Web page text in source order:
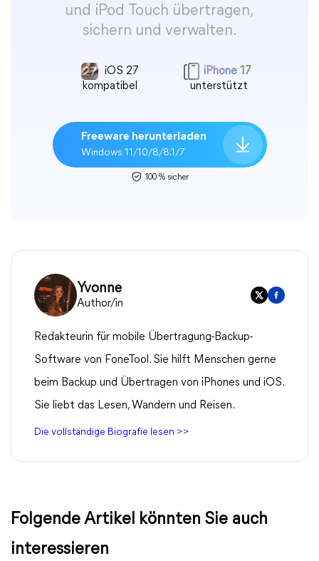
und iPod Touch übertragen,
sichern und verwalten.
iOS 27
kompatibel
iPhone 17
unterstützt
Freeware herunterladen
Windows 11/10/8/8.1/7
100 % sicher
Yvonne
Author/in
Redakteurin für mobile Übertragung-Backup-
Software von FoneTool. Sie hilft Menschen gerne
beim Backup und Übertragen von iPhones und iOS.
Sie liebt das Lesen, Wandern und Reisen.
Die vollständige Biografie lesen >>
Folgende Artikel könnten Sie auch
interessieren